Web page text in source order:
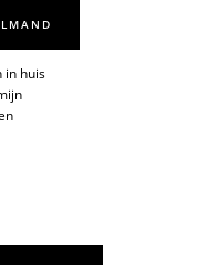
in huis